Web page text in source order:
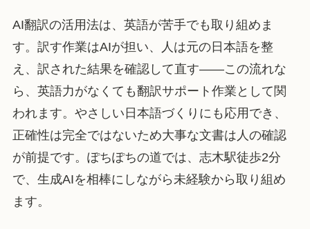
AI翻訳の活用法は、英語が苦手でも取り組めま
す。訳す作業はAIが担い、人は元の日本語を整
え、訳された結果を確認して直す——この流れな
ら、英語力がなくても翻訳サポート作業として関
われます。やさしい日本語づくりにも応用でき、
正確性は完全ではないため大事な文書は人の確認
が前提です。ぽちぽちの道では、志木駅徒歩2分
で、生成AIを相棒にしながら未経験から取り組め
ます。